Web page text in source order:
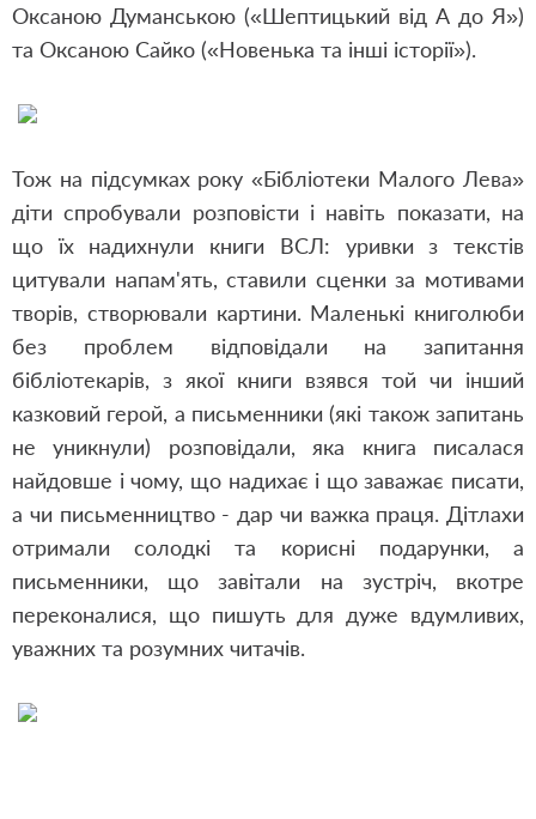
Оксаною Думанською («Шептицький від А до Я»)
та Оксаною Сайко («Новенька та інші історії»).
Тож на підсумках року «Бібліотеки Малого Лева»
діти спробували розповісти і навіть показати, на
що їх надихнули книги ВСЛ: уривки з текстів
цитували напам'ять, ставили сценки за мотивами
творів, створювали картини. Маленькі книголюби
без проблем відповідали на запитання
бібліотекарів, з якої книги взявся той чи інший
казковий герой, а письменники (які також запитань
не уникнули) розповідали, яка книга писалася
найдовше і чому, що надихає і що заважає писати,
а чи письменництво - дар чи важка праця. Дітлахи
отримали солодкі та корисні подарунки, а
письменники, що завітали на зустріч, вкотре
переконалися, що пишуть для дуже вдумливих,
уважних та розумних читачів.